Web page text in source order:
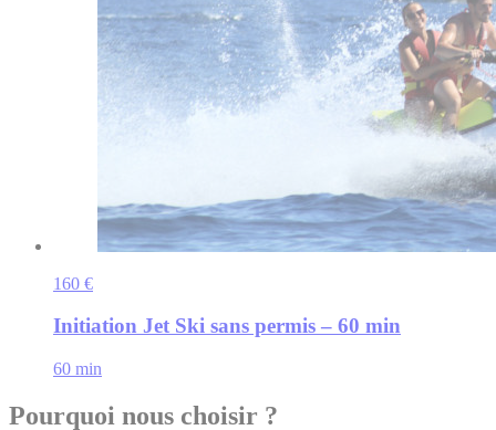
160 €
Initiation Jet Ski sans permis – 60 min
60 min
Pourquoi nous choisir ?